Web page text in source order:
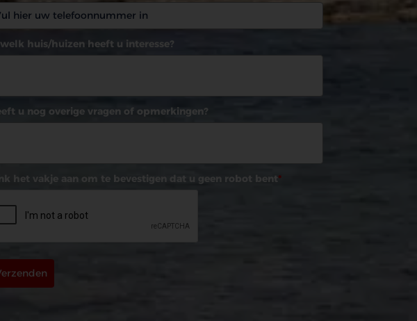
huis/huizen heeft u interesse?
u nog overige vragen of opmerkingen?
het vakje aan om te bevestigen dat u geen robot bent*